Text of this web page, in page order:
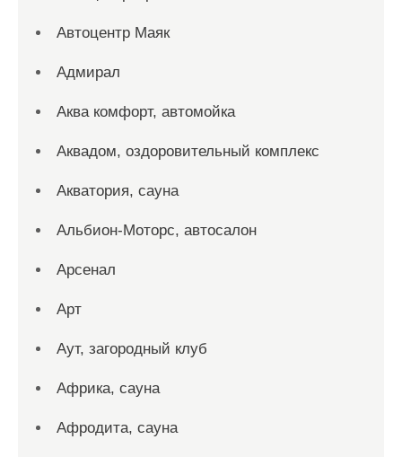
Автоцентр Маяк
Адмирал
Аква комфорт, автомойка
Аквадом, оздоровительный комплекс
Акватория, сауна
Альбион-Моторс, автосалон
Арсенал
Арт
Аут, загородный клуб
Африка, сауна
Афродита, сауна